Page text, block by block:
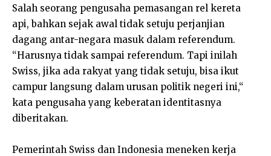
Salah seorang pengusaha pemasangan rel kereta
api, bahkan sejak awal tidak setuju perjanjian
dagang antar-negara masuk dalam referendum.
“Harusnya tidak sampai referendum. Tapi inilah
Swiss, jika ada rakyat yang tidak setuju, bisa ikut
campur langsung dalam urusan politik negeri ini,“
kata pengusaha yang keberatan identitasnya
diberitakan.
Pemerintah Swiss dan Indonesia meneken kerja